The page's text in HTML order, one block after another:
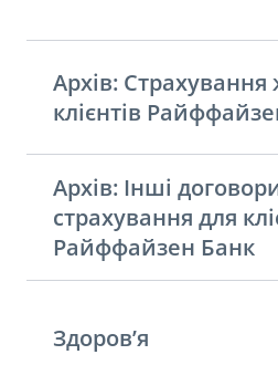
Архів: Страхування
клієнтів
Архів: Інші
страхування для
Райффайзен Банк
Здоров’я